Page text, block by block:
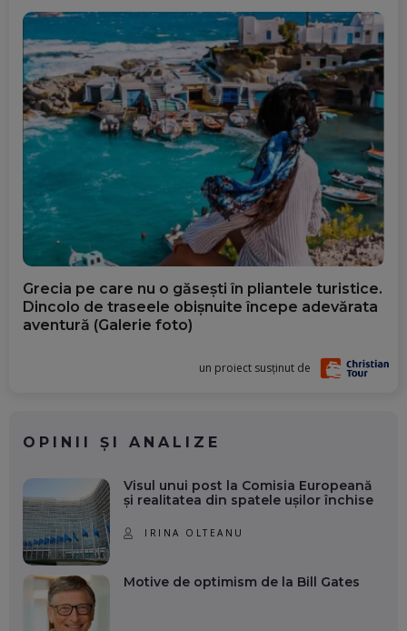
Grecia pe care nu o găsești în pliantele turistice.
Dincolo de traseele obișnuite începe adevărata
aventură (Galerie foto)
un proiect susținut de
OPINII ȘI ANALIZE
Visul unui post la Comisia Europeană
și realitatea din spatele ușilor închise
IRINA OLTEANU
Motive de optimism de la Bill Gates